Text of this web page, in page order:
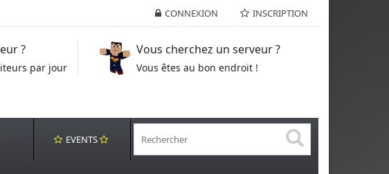
CONNEXION INSCRIPTION
?
par jour
Vous cherchez un serveur ?
Vous êtes au bon endroit !
EVENTS